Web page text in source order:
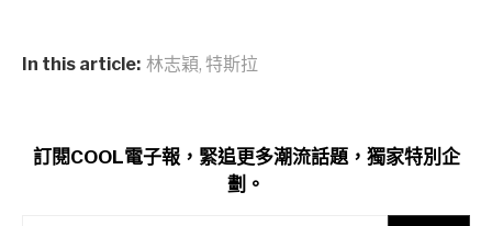
In this article: 林志穎, 特斯拉
訂閱COOL電子報，緊追更多潮流話題，獨家特別企
劃。